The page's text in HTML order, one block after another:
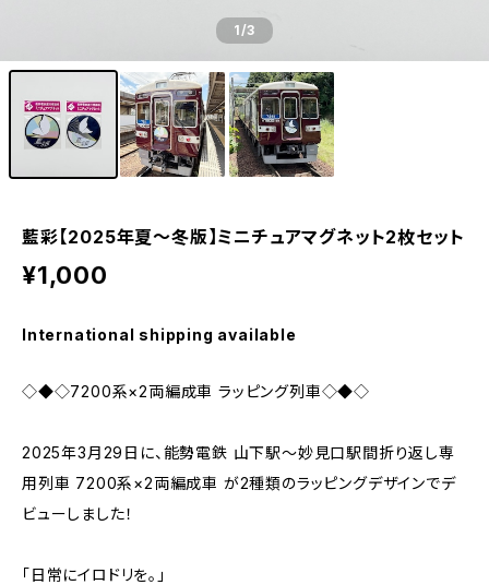
1/3
藍彩【2025年夏～冬版】ミニチュアマグネット2枚セット
¥1,000
International shipping available
◇◆◇7200系×2両編成車 ラッピング列車◇◆◇
2025年3月29日に、能勢電鉄 山下駅～妙見口駅間折り返し専
用列車 7200系×2両編成車 が2種類のラッピングデザインでデ
ビューしました！
「日常にイロドリを。」